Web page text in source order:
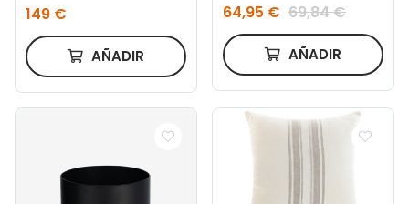
149 €
AÑADIR
Escayola (80x100 cm)
Silvaret
64,95 € 69,84 €
AÑADIR